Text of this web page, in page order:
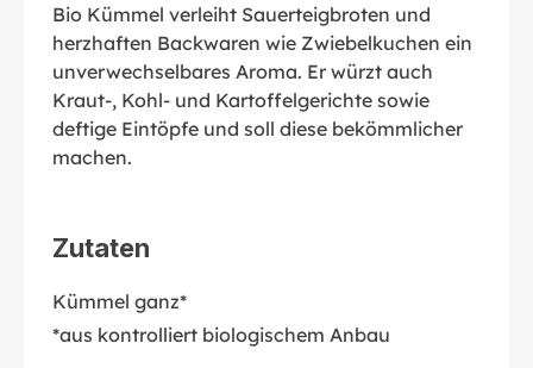
Bio Kümmel verleiht Sauerteigbroten und
herzhaften Backwaren wie Zwiebelkuchen ein
unverwechselbares Aroma. Er würzt auch
Kraut-, Kohl- und Kartoffelgerichte sowie
deftige Eintöpfe und soll diese bekömmlicher
machen.
Zutaten
Kümmel ganz*
*aus kontrolliert biologischem Anbau